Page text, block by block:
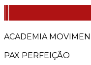
ACADEMIA
PAX PERFEIÇÃO